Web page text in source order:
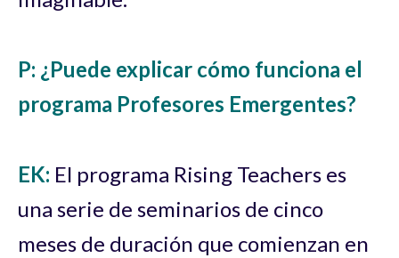
P: ¿Puede explicar cómo funciona el
programa Profesores Emergentes?
EK: El programa Rising Teachers es
una serie de seminarios de cinco
meses de duración que comienzan en